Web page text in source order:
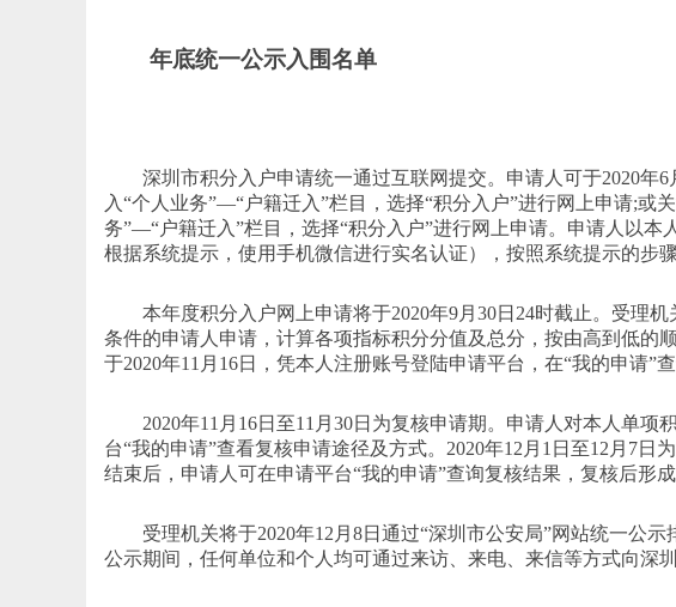
年底统一公示入围名单
深圳市积分入户申请统一通过互联网提交。申请人可于2020年6
入“个人业务”—“户籍迁入”栏目，选择“积分入户”进行网上申请;或
务”—“户籍迁入”栏目，选择“积分入户”进行网上申请。申请人以
根据系统提示，使用手机微信进行实名认证），按照系统提示的步
本年度积分入户网上申请将于2020年9月30日24时截止。受理机
条件的申请人申请，计算各项指标积分分值及总分，按由高到低的
于2020年11月16日，凭本人注册账号登陆申请平台，在“我的申请”
2020年11月16日至11月30日为复核申请期。申请人对本人单项
台“我的申请”查看复核申请途径及方式。2020年12月1日至12月7
结束后，申请人可在申请平台“我的申请”查询复核结果，复核后形成
受理机关将于2020年12月8日通过“深圳市公安局”网站统一公示
公示期间，任何单位和个人均可通过来访、来电、来信等方式向深